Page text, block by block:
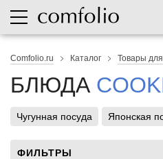
Comfolio.ru Каталог Товары для
БЛЮДА
Чугунная посуда Японская
ФИЛЬТРЫ